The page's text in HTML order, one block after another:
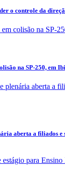
o controle da
na SP-250, em
aberta a filiados e